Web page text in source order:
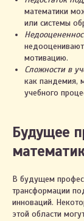
математики
или системы
мотивацию.
Сложности в
как пандемия,
учебного
Будущее
В будущем
трансформации
инноваций.
этой области